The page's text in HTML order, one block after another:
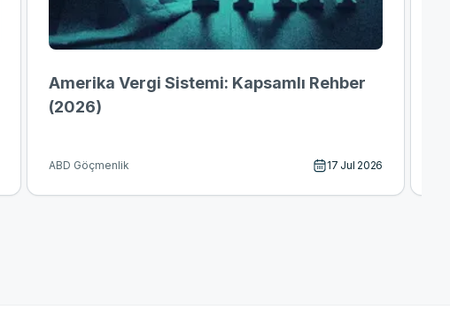
Amerika Vergi Sistemi: Kapsamlı Rehber
(2026)
ABD Göçmenlik 17 Jul 2026